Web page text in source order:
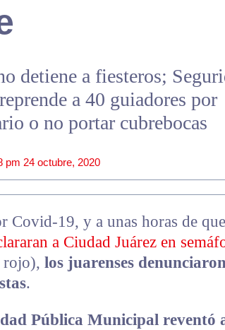
detiene a fiesteros;
a 40 guiadores por
o no portar cubrebocas
pm 24 octubre, 2020
Covid-19, y a unas horas de
a Ciudad Juárez en
rojo), los juarenses
.
Pública Municipal reventó